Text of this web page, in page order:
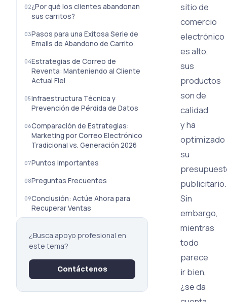
¿Por qué los clientes abandonan
sus carritos?
Pasos para una Exitosa Serie de
Emails de Abandono de Carrito
Estrategias de Correo de
Reventa: Manteniendo al Cliente
Actual Fiel
Infraestructura Técnica y
Prevención de Pérdida de Datos
Comparación de Estrategias:
Marketing por Correo Electrónico
Tradicional vs. Generación 2026
Puntos Importantes
Preguntas Frecuentes
Conclusión: Actúe Ahora para
Recuperar Ventas
¿Busca apoyo profesional en
este tema?
Contáctenos
sitio de
comercio
electrónico
es alto,
sus
productos
son de
calidad
y ha
optimizado
su
publicitario.
Sin
embargo,
mientras
todo
parece
ir bien,
¿se da